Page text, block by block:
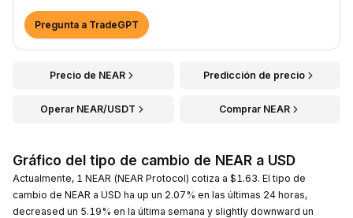
Pregunta a TradeGPT
Precio de NEAR Predicción de precio
Operar NEAR/USDT Comprar NEAR
Gráfico del tipo de cambio de NEAR a USD
Actualmente, 1 NEAR (NEAR Protocol) cotiza a $1.63. El tipo de
cambio de NEAR a USD ha up un 2.07% en las últimas 24 horas,
decreased un 5.19% en la última semana y slightly downward un